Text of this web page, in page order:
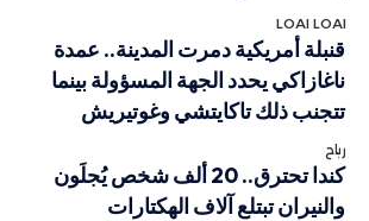
LOAI LOAI
قنبلة أمريكية دمرت المدينة.. عمدة
ناغازاكي يحدد الجهة المسؤولة بينما
تتجنب ذلك تاكايتشي وغوتيريش
رباح
كندا تحترق.. 20 ألف شخص يُجلَون
والنيران تبتلع آلاف الهكتارات